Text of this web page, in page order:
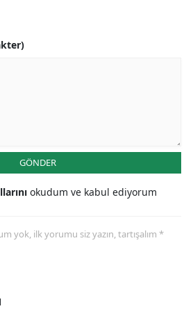
GÖNDER
okudum ve kabul ediyorum
yok, ilk yorumu siz yazın, tartışalım *